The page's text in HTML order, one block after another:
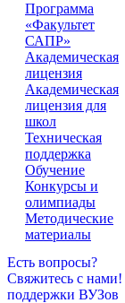
Программа
«Факультет
САПР»
Академическая
лицензия
Академическая
лицензия для
школ
Техническая
поддержка
Обучение
Конкурсы и
олимпиады
Методические
материалы
Есть вопросы?
Свяжитесь с нами!
поддержки ВУЗов